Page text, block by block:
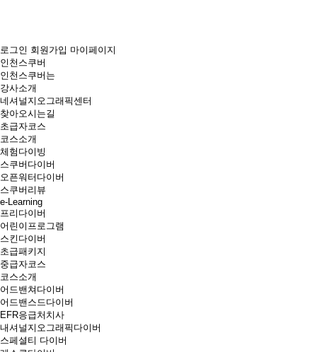
로그인 회원가입 마이페이지
인천스쿠버
인천스쿠버는
강사소개
네셔널지오그래픽센터
찾아오시는길
초급자코스
코스소개
체험다이빙
스쿠버다이버
오픈워터다이버
스쿠버리뷰
e-Learning
프리다이버
어린이프로그램
스킨다이버
초급패키지
중급자코스
코스소개
어드밴쳐다이버
어드밴스드다이버
EFR응급처치사
내셔널지오그래픽다이버
스페셜티 다이버